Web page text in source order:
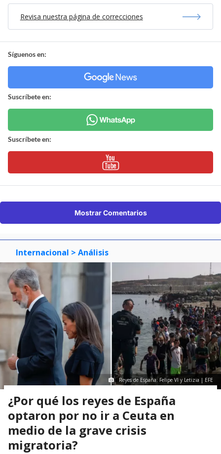
Revisa nuestra página de correcciones
Síguenos en:
Suscríbete en:
Suscríbete en:
Mostrar Comentarios
Internacional > Análisis
Reyes de España: Felipe VI y Letizia | EFE
¿Por qué los reyes de España
optaron por no ir a Ceuta en
medio de la grave crisis
migratoria?